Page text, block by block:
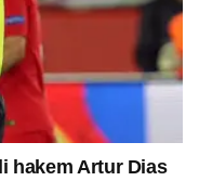
hakem Artur Dias